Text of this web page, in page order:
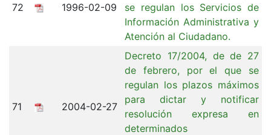
72 1996-02-09
se regulan los Servicios de
Información Administrativa y
Atención al Ciudadano.
71 2004-02-27
Decreto 17/2004, de de 27
de febrero, por el que se
regulan los plazos máximos
para dictar y notificar
resolución expresa en
determinados